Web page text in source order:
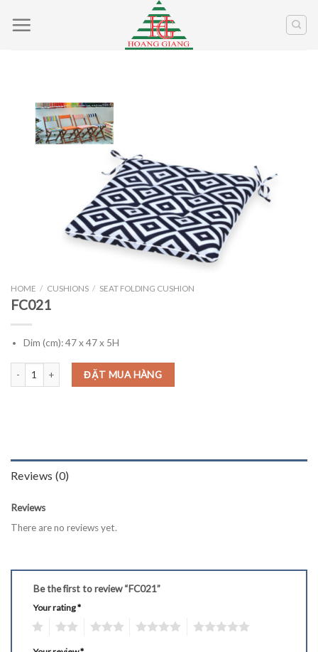
HOME / CUSHIONS / SEAT FOLDING CUSHION
FC021
Dim (cm): 47 x 47 x 5H
FC021 quantity
ĐẶT MUA HÀNG
Reviews (0)
Reviews
There are no reviews yet.
Be the first to review “FC021”
Your rating*